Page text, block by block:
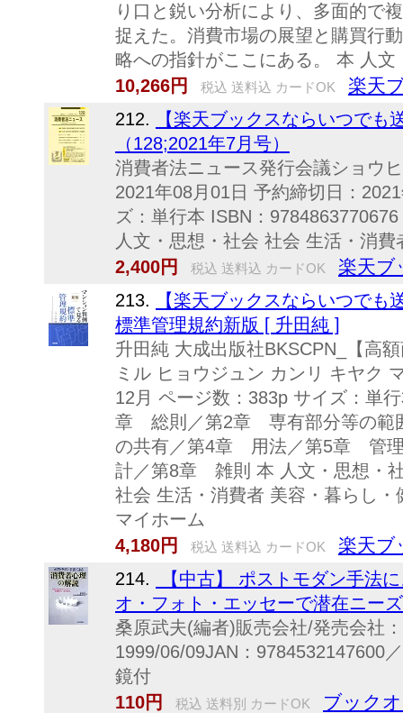
り口と鋭い分析により、多面的で
捉えた。消費市場の展望と購買行
略への指針がここにある。 本 人
10,266円
税込 送料込 カードOK 楽天
212.
【楽天ブックスならいつで
（128;2021年7月号）
消費者法ニュース発行会議ショウ
2021年08月01日 予約締切日：
ズ：単行本 ISBN：
人文・思想・社会 社会 生活・消費
2,400円
税込 送料込 カードOK 楽天ブ
213.
【楽天ブックスならいつで
標準管理規約新版 [ 升田純 ]
升田純 大成出版社BKSCPN_【高
ミル ヒョウジュン カンリ キヤク
12月 ページ数：383p サイズ：単
章 総則／第2章 専有部分等の範
の共有／第4章 用法／第5章 管
計／第8章 雑則 本 人文・思想・
社会 生活・消費者 美容・暮らし
マイホーム
4,180円
税込 送料込 カードOK 楽天ブ
214.
【中古】 ポストモダン手法
オ・フォト・エッセーで潜在ニー
桑原武夫(編者)販売会社/発売会社
1999/06/09JAN：9784532147600
鏡付
110円
税込 送料別 カードOK ブック